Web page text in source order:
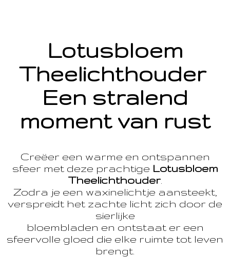
Lotusbloem
Theelichthouder
Een stralend
moment van rust
Creëer een warme en ontspannen
sfeer met deze prachtige Lotusbloem
Theelichthouder.
Zodra je een waxinelichtje aansteekt,
verspreidt het zachte licht zich door de
sierlijke
bloembladen en ontstaat er een
sfeervolle gloed die elke ruimte tot leven
brengt.